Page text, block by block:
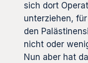
sich dort
unterziehen,
den
nicht oder
Nun aber hat